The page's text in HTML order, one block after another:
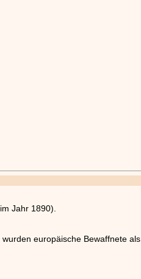
Jahr 1890).
europäische Bewaffnete als